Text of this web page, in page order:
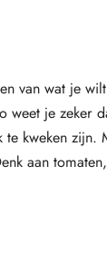
van wat je
je zeker
kweken
aan